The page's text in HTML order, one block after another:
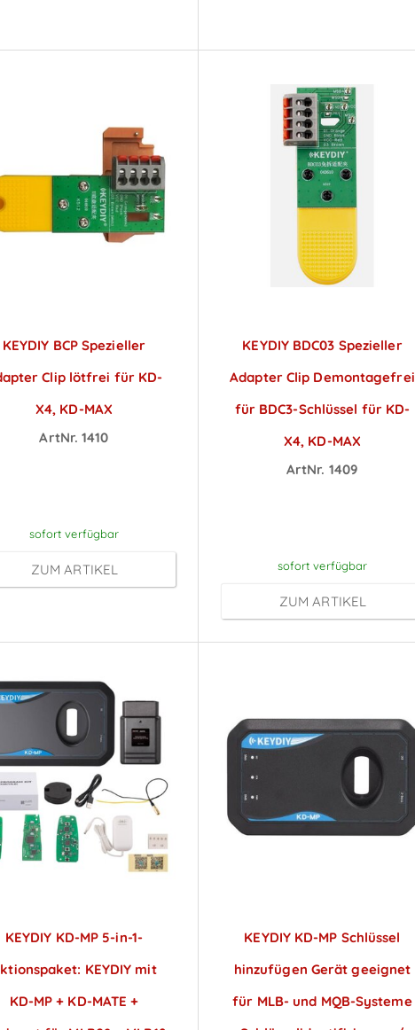
KEYDIY BCP Spezieller
Clip lötfrei für KD-
X4, KD-MAX
ArtNr. 1410
sofort verfügbar
ZUM ARTIKEL
KEYDIY BDC03 Spezieller
Adapter Clip Demontagefrei
für BDC3-Schlüssel für KD-
X4, KD-MAX
ArtNr. 1409
sofort verfügbar
ZUM ARTIKEL
KEYDIY KD-MP 5-in-1-
KEYDIY mit
KD-MP + KD-MATE +
KEYDIY KD-MP Schlüssel
hinzufügen Gerät geeignet
für MLB- und MQB-Systeme